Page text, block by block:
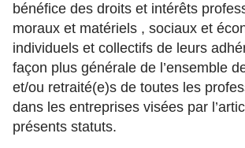
bénéfice des droits et intérêts
moraux et matériels , sociaux et
individuels et collectifs de leurs
façon plus générale de l’ensemble
et/ou retraité(e)s de toutes les
dans les entreprises visées par
présents statuts.